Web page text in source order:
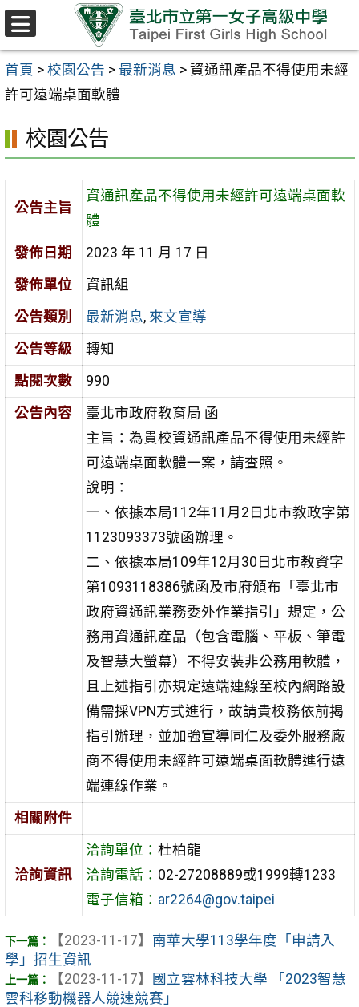
跳至主要內容區
首頁 > 校園公告 > 最新消息 > 資通訊產品不得使用未經
許可遠端桌面軟體
校園公告
公告主旨
資通訊產品不得使用未經許可遠端桌面軟
體
發佈日期
2023 年 11 月 17 日
發佈單位
資訊組
公告類別
最新消息, 來文宣導
公告等級
轉知
點閱次數
990
公告內容
臺北市政府教育局 函
主旨：為貴校資通訊產品不得使用未經許
可遠端桌面軟體一案，請查照。
說明：
一、依據本局112年11月2日北市教政字第
1123093373號函辦理。
二、依據本局109年12月30日北市教資字
第1093118386號函及市府頒布「臺北市
政府資通訊業務委外作業指引」規定，公
務用資通訊產品（包含電腦、平板、筆電
及智慧大螢幕）不得安裝非公務用軟體，
且上述指引亦規定遠端連線至校內網路設
備需採VPN方式進行，故請貴校務依前揭
指引辦理，並加強宣導同仁及委外服務廠
商不得使用未經許可遠端桌面軟體進行遠
端連線作業。
相關附件
洽詢資訊
洽詢單位： 杜柏龍
洽詢電話： 02-27208889或1999轉1233
電子信箱： ar2264@gov.taipei
【2023-11-17】 南華大學113學年度「申請入
學」招生資訊
【2023-11-17】
國立雲林科技大學 「2023智慧
雲科移動機器人競速競賽」
選
單